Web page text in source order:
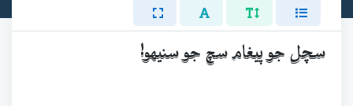
سچل جو پيغام سچ جو سنيهو!